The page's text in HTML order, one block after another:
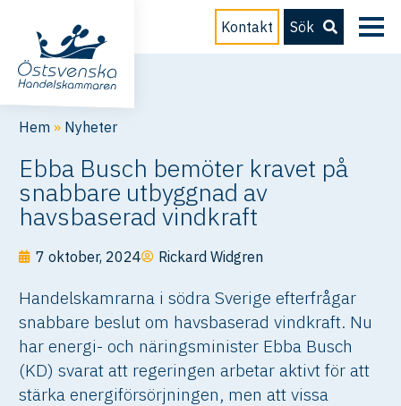
Kontakt Sök
Hem » Nyheter
Ebba Busch bemöter kravet på
snabbare utbyggnad av
havsbaserad vindkraft
7 oktober, 2024 Rickard Widgren
Handelskamrarna i södra Sverige efterfrågar
snabbare beslut om havsbaserad vindkraft. Nu
har energi- och näringsminister Ebba Busch
(KD) svarat att regeringen arbetar aktivt för att
stärka energiförsörjningen, men att vissa